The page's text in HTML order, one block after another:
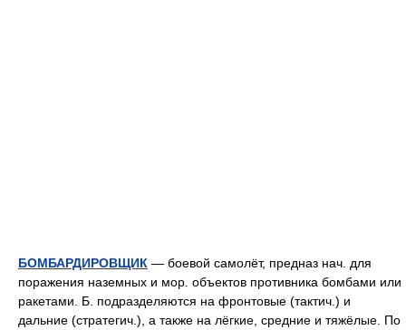
БОМБАРДИРОВЩИК — боевой самолёт, предназ нач. для
поражения наземных и мор. объектов противника бомбами или
ракетами. Б. подразделяются на фронтовые (тактич.) и
дальние (стратегич.), а также на лёгкие, средние и тяжёлые. По